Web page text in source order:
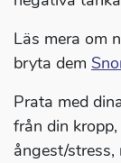
Läs mera om
bryta dem
Prata med
från din
ångest/